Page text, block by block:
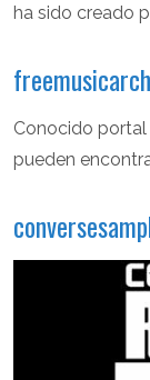
ha sido creado
Conocido
pueden